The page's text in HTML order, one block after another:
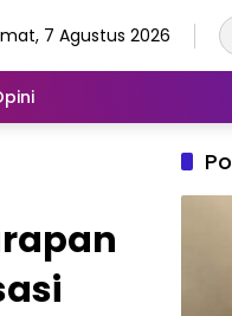
7 Agustus 2026